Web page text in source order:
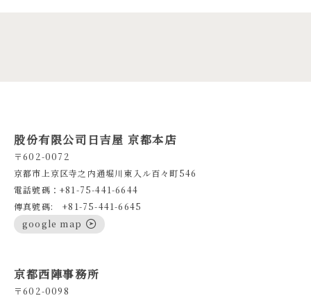
股份有限公司日吉屋 京都本店
〒602-0072
京都市上京区寺之内通堀川東入ル百々町546
電話號碼：+81-75-441-6644
傳真號碼: +81-75-441-6645
google map
京都西陣事務所
〒602-0098